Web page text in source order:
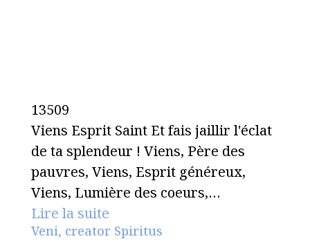
13509
Viens Esprit Saint Et fais jaillir l'éclat
de ta splendeur ! Viens, Père des
pauvres, Viens, Esprit généreux,
Viens, Lumière des coeurs,…
Lire la suite
Veni, creator Spiritus